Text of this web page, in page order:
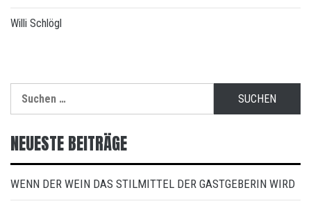
Willi Schlögl
NEUESTE BEITRÄGE
WENN DER WEIN DAS STILMITTEL DER GASTGEBERIN WIRD